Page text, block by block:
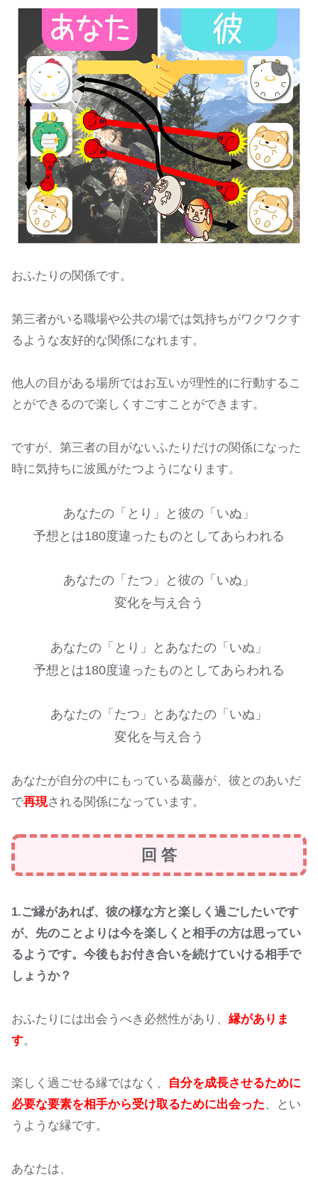
おふたりの関係です。
第三者がいる職場や公共の場では気持ちがワクワクす
るような友好的な関係になれます。
他人の目がある場所ではお互いが理性的に行動するこ
とができるので楽しくすごすことができます。
ですが、第三者の目がないふたりだけの関係になった
時に気持ちに波風がたつようになります。
あなたの「とり」と彼の「いぬ」
予想とは180度違ったものとしてあらわれる
あなたの「たつ」と彼の「いぬ」
変化を与え合う
あなたの「とり」とあなたの「いぬ」
予想とは180度違ったものとしてあらわれる
あなたの「たつ」とあなたの「いぬ」
変化を与え合う
あなたが自分の中にもっている葛藤が、彼とのあいだ
で再現される関係になっています。
回 答
1.ご縁があれば、彼の様な方と楽しく過ごしたいです
が、先のことよりは今を楽しくと相手の方は思ってい
るようです。 今後もお付き合いを続けていける相手で
しょうか？
おふたりには出会うべき必然性があり、 縁がありま
す。
楽しく過ごせる縁ではなく、
自分を成長させるために
必要な要素を相手から受け取るために出会った、とい
うような縁です。
あなたは、